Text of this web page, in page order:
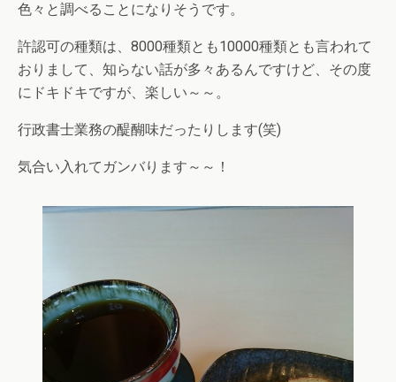
色々と調べることになりそうです。
許認可の種類は、8000種類とも10000種類とも言われて
おりまして、知らない話が多々あるんですけど、その度
にドキドキですが、楽しい～～。
行政書士業務の醍醐味だったりします(笑)
気合い入れてガンバります～～！